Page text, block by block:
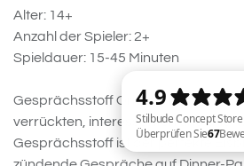
Alter: 14+
Anzahl der Spieler: 2+
Spieldauer: 15-45 Minuten
Gesprächsstoff Original beinhaltet
verrückten, interessanten und
Gesprächsstoff ist der perfekte